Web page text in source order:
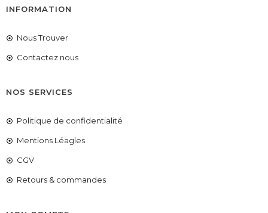
INFORMATION
Nous Trouver
Contactez nous
NOS SERVICES
Politique de confidentialité
Mentions Léagles
CGV
Retours & commandes